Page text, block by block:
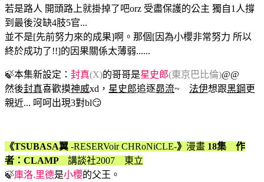
若是路人 開頭路上就掛掉了吧orz 受盡保護的公主 獨自1人撐
到最後沒缺4肢5官...
並不是[先前努力來的成果]啊。那個[因為小櫻非常努力 所以
終於成功了!!]的因果關係太薄弱......
🍃本集新設定： 封真(X)的哥哥是星史郎(東京巴比倫)@@
然後封真喜歡摸神威xd， 星史郎追逐昴流~ 法伊想跟黑鋼 更
親近... 呵呵出現3對bl😏
《TSUBASA翼 -RESERVoir CHRoNiCLE-》 漫畫 18集 作
者：CLAMP 講談社2007 東立
🍃庫洛.里德是小櫻的父王。